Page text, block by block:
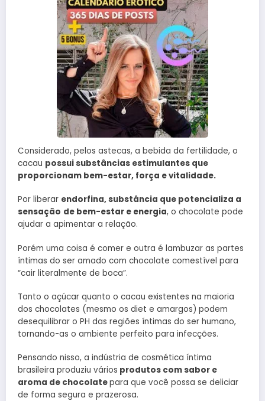
Considerado, pelos astecas, a bebida da fertilidade, o
cacau possui substâncias estimulantes que
proporcionam bem-estar, força e vitalidade.
Por liberar endorfina, substância que potencializa a
sensação de bem-estar e energia, o chocolate pode
ajudar a apimentar a relação.
Porém uma coisa é comer e outra é lambuzar as partes
íntimas do ser amado com chocolate comestível para
“cair literalmente de boca”.
Tanto o açúcar quanto o cacau existentes na maioria
dos chocolates (mesmo os diet e amargos) podem
desequilibrar o PH das regiões íntimas do ser humano,
tornando-as o ambiente perfeito para infecções.
Pensando nisso, a indústria de cosmética íntima
brasileira produziu vários produtos com sabor e
aroma de chocolatepara que você possa se deliciar
de forma segura e prazerosa.